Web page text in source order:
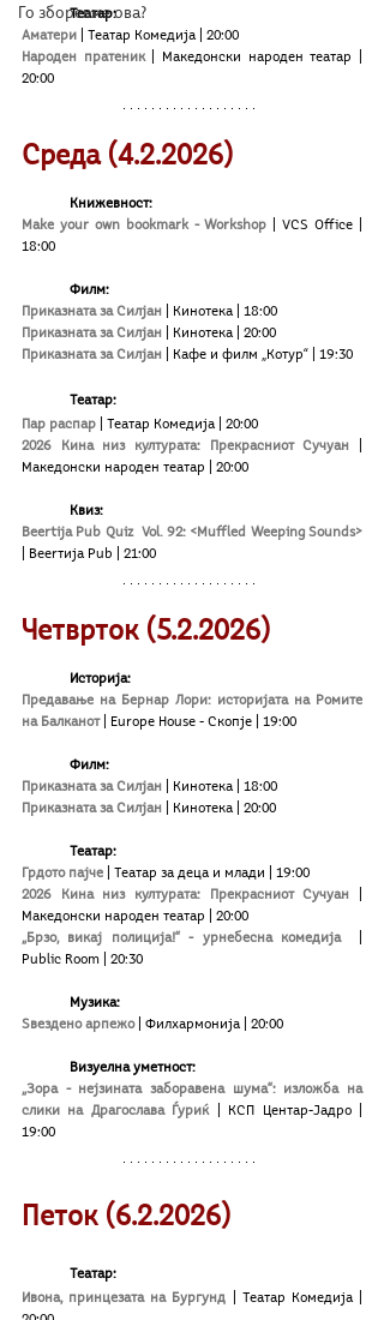
Го зборевме ова?
Театар:
Аматери
| Театар Комедија | 20:00
Народен пратеник
| Македонски народен театар |
20:00
Среда (4.2.2026)
Книжевност:
Make your own bookmark - Workshop
| VCS Office |
18:00
	Филм:
Приказната за Силјан
| Кинотека | 18:00
Приказната за Силјан
| Кинотека | 20:00
Приказната за Силјан
| Кафе и филм „Котур“ | 19:30
Театар:
Пар распар
| Театар Комедија | 20:00
2026 Кина низ културата: Прекрасниот Сучуан
Македонски народен театар | 20:00
	Квиз:
Beertija Pub Quiz  Vol. 92: <Muffled Weeping Sounds>
| Beerтија Pub | 21:00
Четврток (5.2.2026)
Историја:
Предавање на Бернар Лори: историјата на Ромите
на Балканот
| Europe House - Скопје | 19:00
	Филм:
Приказната за Силјан
| Кинотека | 18:00
Приказната за Силјан
| Кинотека | 20:00
Театар:
Грдото пајче | Театар за деца и млади | 19:00
2026 Кина низ културата: Прекрасниот Сучуан
Македонски народен театар | 20:00
„Брзо, викај полиција!“ - урнебесна комедија
Public Room | 20:30
Музика:
Ѕвездено арпежо
| Филхармонија | 20:00
Визуелна уметност:
„Зора - нејзината заборавена шума“: изложба на
слики на Драгослава Ѓуриќ
| КСП Центар-Јадро |
19:00
Петок (6.2.2026)
Театар:
Ивона, принцезата на Бургунд
| Театар Комедија |